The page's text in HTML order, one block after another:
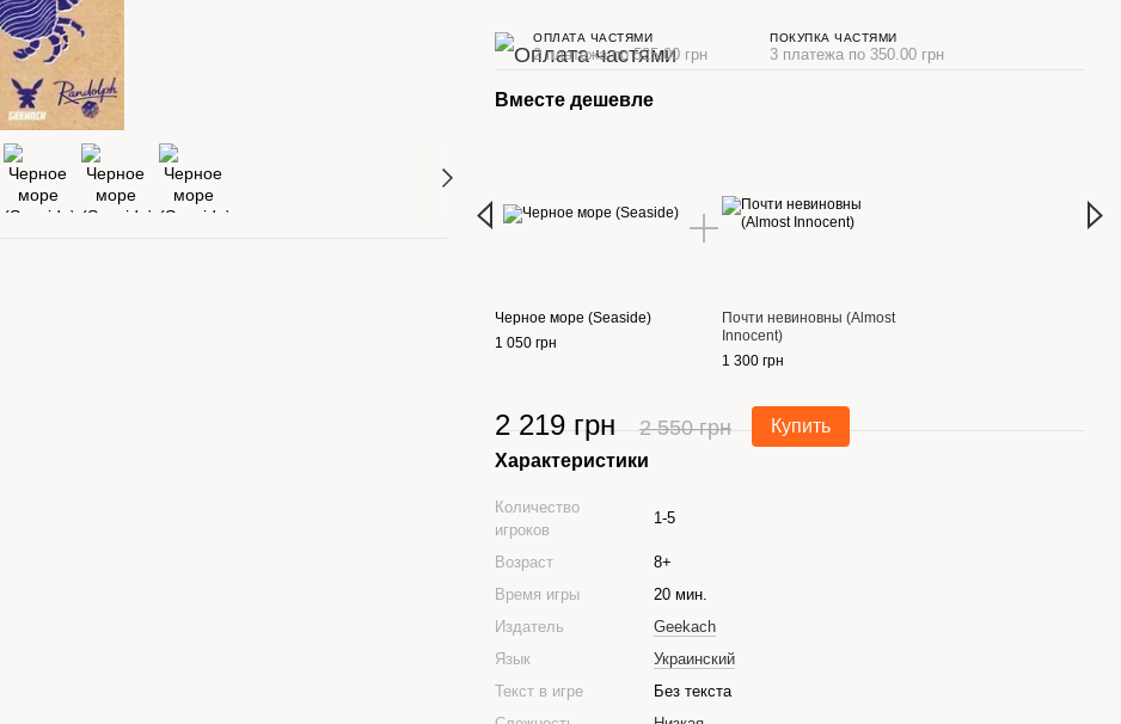
ОПЛАТА ЧАСТЯМИ
2 платежа по 525.00 грн
ПОКУПКА ЧАСТЯМИ
3 платежа по 350.00 грн
Вместе дешевле
Черное море (Seaside)
1 050 грн
Почти невиновны (Almost
Innocent)
1 300 грн
2 219 грн 2 550 грн Купить
Характеристики
Количество
игроков
1-5
Возраст
8+
Время игры
20 мин.
Издатель
Geekach
Язык
Украинский
Текст в игре
Без текста